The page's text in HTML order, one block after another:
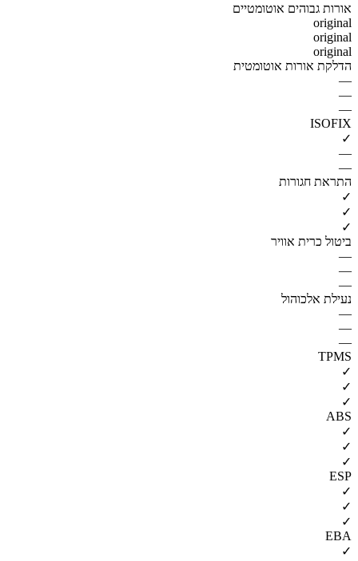
אורות גבוהים אוטומטיים
original
original
original
הדלקת אורות אוטומטית
—
—
—
ISOFIX
✓
—
—
התראת חגורות
✓
✓
✓
ביטול כרית אוויר
—
—
—
נעילת אלכוהול
—
—
—
TPMS
✓
✓
✓
ABS
✓
✓
✓
ESP
✓
✓
✓
EBA
✓